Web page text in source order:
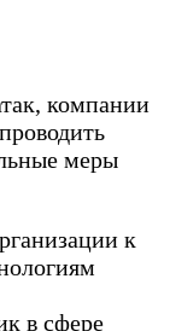
компании
меры
к
в сфере